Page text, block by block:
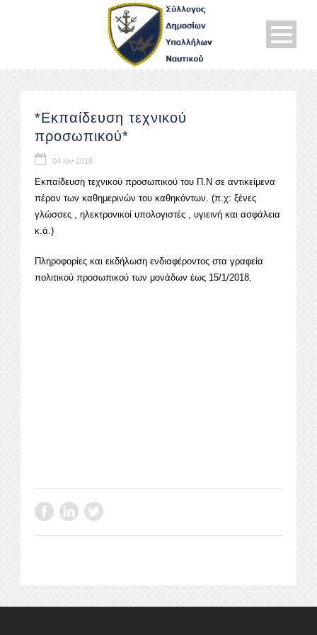
*Εκπαίδευση τεχνικού
προσωπικού*
04 Ιαν 2018
Εκπαίδευση τεχνικού προσωπικού του Π.Ν σε αντικείμενα
πέραν των καθημερινών του καθηκόντων. (π.χ: ξένες
γλώσσες , ηλεκτρονικοί υπολογιστές , υγιεινή και ασφάλεια
κ.ά.)
Πληροφορίες και εκδήλωση ενδιαφέροντος στα γραφεία
πολιτικού προσωπικού των μονάδων έως 15/1/2018.